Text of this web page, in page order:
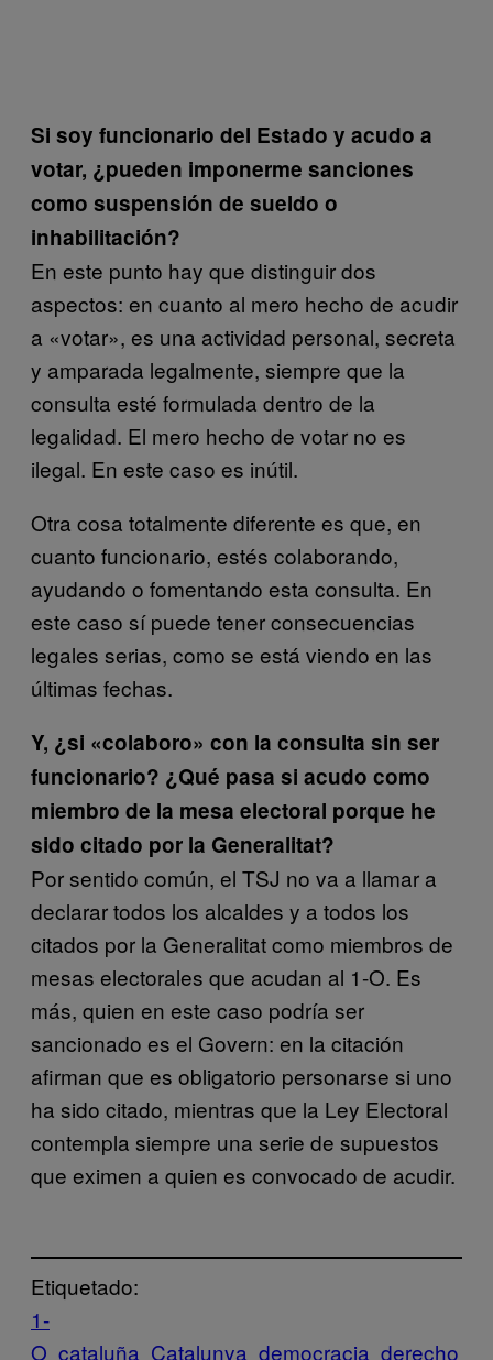
Si soy funcionario del Estado y acudo a
votar, ¿pueden imponerme sanciones
como suspensión de sueldo o
inhabilitación?
En este punto hay que distinguir dos
aspectos: en cuanto al mero hecho de acudir
a «votar», es una actividad personal, secreta
y amparada legalmente, siempre que la
consulta esté formulada dentro de la
legalidad. El mero hecho de votar no es
ilegal. En este caso es inútil.
Otra cosa totalmente diferente es que, en
cuanto funcionario, estés colaborando,
ayudando o fomentando esta consulta. En
este caso sí puede tener consecuencias
legales serias, como se está viendo en las
últimas fechas.
Y, ¿si «colaboro» con la consulta sin ser
funcionario? ¿Qué pasa si acudo como
miembro de la mesa electoral porque he
sido citado por la Generalitat?
Por sentido común, el TSJ no va a llamar a
declarar todos los alcaldes y a todos los
citados por la Generalitat como miembros de
mesas electorales que acudan al 1-O. Es
más, quien en este caso podría ser
sancionado es el Govern: en la citación
afirman que es obligatorio personarse si uno
ha sido citado, mientras que la Ley Electoral
contempla siempre una serie de supuestos
que eximen a quien es convocado de acudir.
Etiquetado:
1-
O cataluña Catalunya democracia derecho